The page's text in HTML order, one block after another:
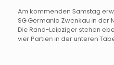
Am kommenden Samstag
SG Germania Zwenkau in der
Die Rand-Leipziger stehen
vier Partien in der unteren